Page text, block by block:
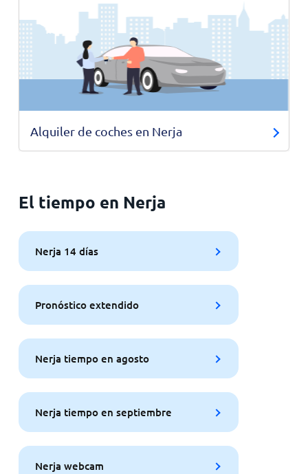
Alquiler de coches en Nerja
El tiempo en Nerja
Nerja 14 días
Pronóstico extendido
Nerja tiempo en agosto
Nerja tiempo en septiembre
Nerja webcam